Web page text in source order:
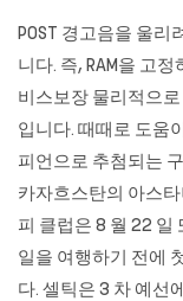
POST 경고음을 울리
니다. 즉, RAM을 고
비스보장 물리적으
입니다. 때때로 도움
피언으로 추첨되는
카자흐스탄의 아스
피 클럽은 8 월 22 일
일을 여행하기 전에
다. 셀틱은 3 차 예선